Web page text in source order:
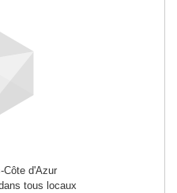
Côte d'Azur
tous locaux